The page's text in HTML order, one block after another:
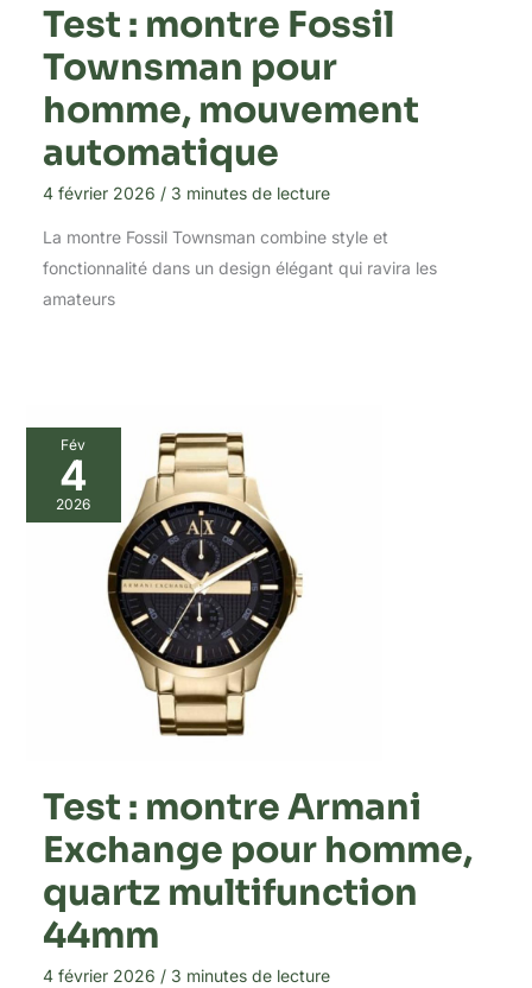
Test : montre Fossil
Townsman pour
homme, mouvement
automatique
4 février 2026 / 3 minutes de lecture
La montre Fossil Townsman combine style et
fonctionnalité dans un design élégant qui ravira les
amateurs
Fév
4
2026
Test : montre Armani
Exchange pour homme,
quartz multifunction
44mm
4 février 2026 / 3 minutes de lecture